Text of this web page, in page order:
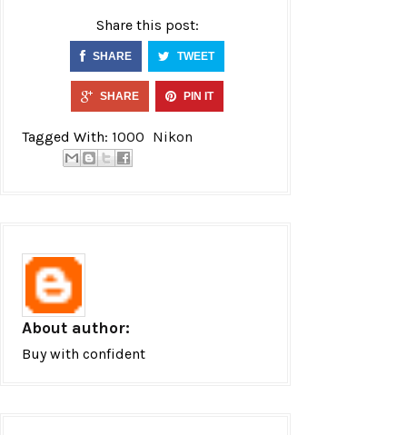
Share this post:
SHARE TWEET
SHARE PIN IT
Tagged With: 1000 Nikon
About author:
Buy with confident